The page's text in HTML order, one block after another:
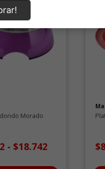
Morado
- $18.742